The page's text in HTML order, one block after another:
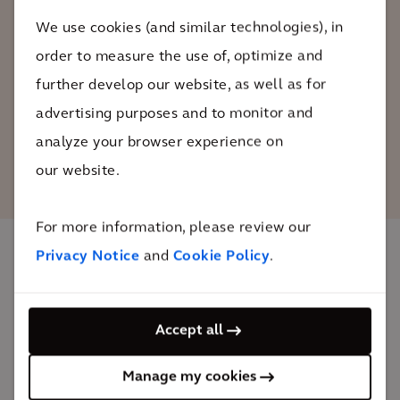
We use cookies (and similar technologies), in
order to measure the use of, optimize and
further develop our website, as well as for
advertising purposes and to monitor and
analyze your browser experience on
our website.
For more information, please review our
Privacy Notice and Cookie Policy.
Accept all
Manage my cookies
ondersteunt ons hierbij met de
inspecties van onze bruggen.
Jan Van Rensbergen
programmamanager Agentschap Wegen en
Verkeer
Met de resultaten van deze inspecties kan AWV haar